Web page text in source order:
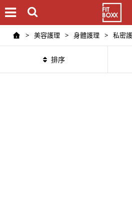
> 美容護理 > 身體護理 > 私密
排序